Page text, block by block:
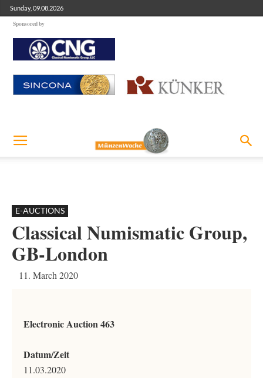
Sunday, 09.08.2026
Sponsored by
E-AUCTIONS
Classical Numismatic Group,
GB-London
11. March 2020
Electronic Auction 463
Datum/Zeit
11.03.2020